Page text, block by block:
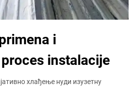
i
instalacije
хлађење нуди изузетну